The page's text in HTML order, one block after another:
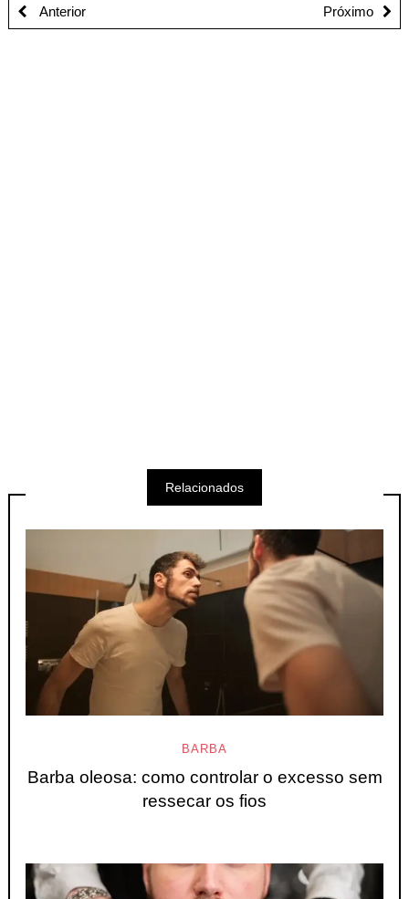
Anterior Próximo
Relacionados
BARBA
Barba oleosa: como controlar o excesso sem
ressecar os fios